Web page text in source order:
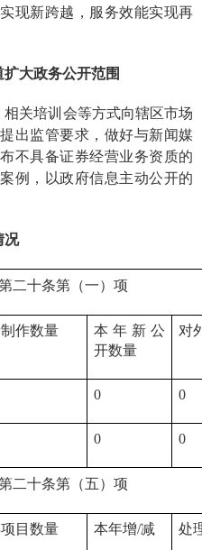
现新跨越，服务效能实现再
扩大政务公开范围
关培训会等方式向辖区市场
出监管要求，做好与新闻媒
不具备证券经营业务资质的
例，以政府信息主动公开的
况
二十条第（一）项
作数量
本年新公
开数量
对
0 0
0 0
二十条第（五）项
目数量 本年增/减 处